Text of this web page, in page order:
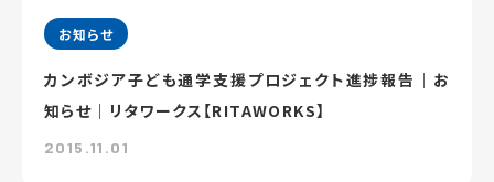
お知らせ
カンボジア子ども通学支援プロジェクト進捗報告｜お
知らせ｜リタワークス【RITAWORKS】
2015.11.01